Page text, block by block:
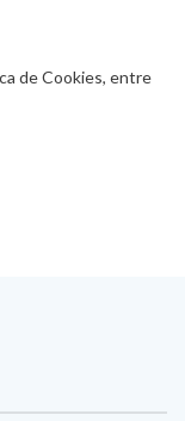
de Cookies, entre